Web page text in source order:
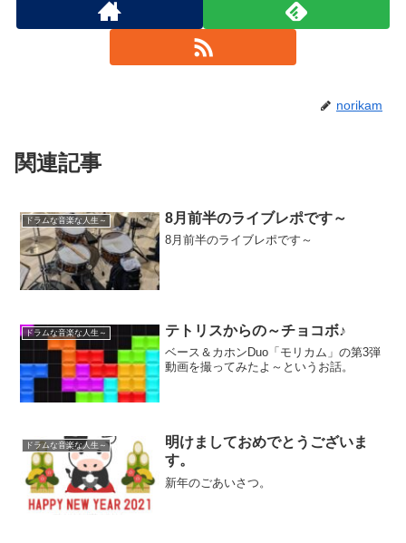
norikam
関連記事
ドラムな音楽な人生～ 8月前半のライブレポです～
8月前半のライブレポです～
ドラムな音楽な人生～ テトリスからの～チョコボ♪
ベース＆カホンDuo「モリカム」の第3弾
動画を撮ってみたよ～というお話。
ドラムな音楽な人生～
明けましておめでとうございま
す。
新年のごあいさつ。